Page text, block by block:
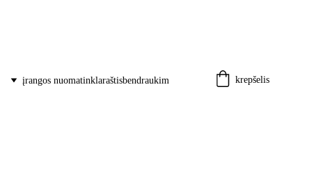
įrangos nuomatinklaraštisbendraukim krepšelis